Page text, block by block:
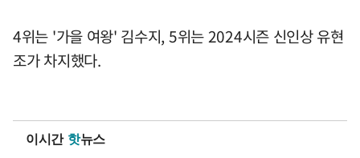
4위는 '가을 여왕' 김수지, 5위는 2024시즌 신인상 유현
조가 차지했다.
이시간 핫뉴스